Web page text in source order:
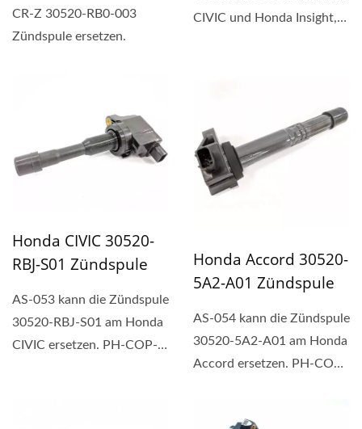
CR-Z 30520-RB0-003
Zündspule ersetzen.
CIVIC und Honda Insight,
Honda CIVIC 30520-
RBJ-S01 Zündspule
AS-053 kann die Zündspule
30520-RBJ-S01 am Honda
CIVIC ersetzen. PH-COP-
Honda Accord 30520-
5A2-A01 Zündspule
AS-054 kann die Zündspule
30520-5A2-A01 am Honda
Accord ersetzen. PH-COP-